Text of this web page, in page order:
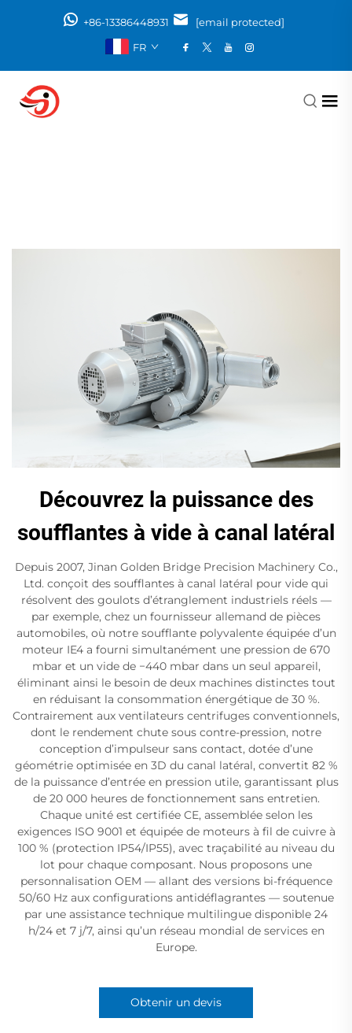
+86-13386448931
[email protected]
FR
Découvrez la puissance des
soufflantes à vide à canal latéral
Depuis 2007, Jinan Golden Bridge Precision Machinery Co.,
Ltd. conçoit des soufflantes à canal latéral pour vide qui
résolvent des goulots d’étranglement industriels réels —
par exemple, chez un fournisseur allemand de pièces
automobiles, où notre soufflante polyvalente équipée d’un
moteur IE4 a fourni simultanément une pression de 670
mbar et un vide de −440 mbar dans un seul appareil,
éliminant ainsi le besoin de deux machines distinctes tout
en réduisant la consommation énergétique de 30 %.
Contrairement aux ventilateurs centrifuges conventionnels,
dont le rendement chute sous contre-pression, notre
conception d’impulseur sans contact, dotée d’une
géométrie optimisée en 3D du canal latéral, convertit 82 %
de la puissance d’entrée en pression utile, garantissant plus
de 20 000 heures de fonctionnement sans entretien.
Chaque unité est certifiée CE, assemblée selon les
exigences ISO 9001 et équipée de moteurs à fil de cuivre à
100 % (protection IP54/IP55), avec traçabilité au niveau du
lot pour chaque composant. Nous proposons une
personnalisation OEM — allant des versions bi-fréquence
50/60 Hz aux configurations antidéflagrantes — soutenue
par une assistance technique multilingue disponible 24
h/24 et 7 j/7, ainsi qu’un réseau mondial de services en
Europe.
Obtenir un devis